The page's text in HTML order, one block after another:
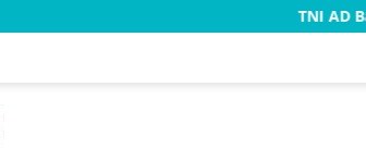
TNI AD Bangun